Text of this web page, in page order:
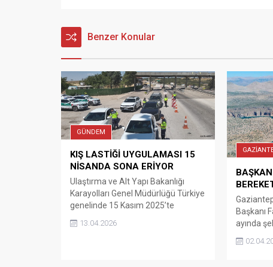
Benzer Konular
GÜNDEM
KIŞ LASTİĞİ UYGULAMASI 15
NİSANDA SONA ERİYOR
Ulaştırma ve Alt Yapı Bakanlığı
Karayolları Genel Müdürlüğü Türkiye
genelinde 15 Kasım 2025’te
başlayan zorunlu kış lastiği
uygulaması, 15 Nisan Çarşamba
13.04.2026
Başkanı
ayında
yaklaşık